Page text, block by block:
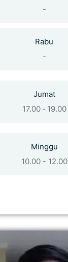
-
Rabu
-
Jumat
17.00 ‑ 19.00
Minggu
10.00 - 12.00